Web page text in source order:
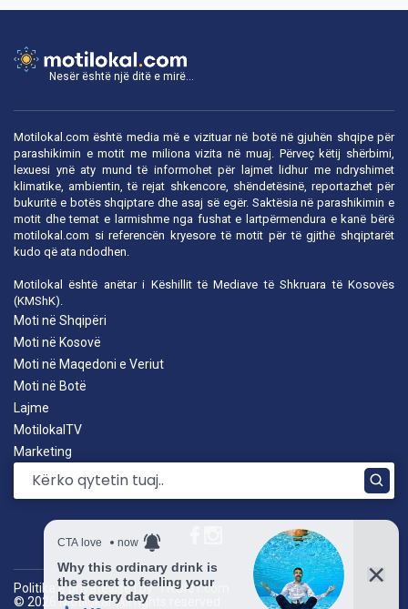
Nesër është një ditë e mirë...
Motilokal.com është media më e vizituar në botë në gjuhën shqipe për
parashikimin e motit me miliona vizita në muaj. Përveç këtij shërbimi,
lexuesi ynë aty mund të informohet për lajmet lidhur me ndryshimet
klimatike, ambientin, të rejat shkencore, shëndetësinë, reportazhet për
bukuritë e botës shqiptare dhe asaj së egër. Saktësia në parashikimin e
motit dhe temat e larmishme nga fushat e lartpërmendura e kanë bërë
motilokal.com si referencën kryesore të motit për të gjithë shqiptarët
kudo që ata ndodhen.
Motilokal është anëtar i Këshillit të Mediave të Shkruara të Kosovës
(KMShK).
Moti në Shqipëri
Moti në Kosovë
Moti në Maqedoni e Veriut
Moti në Botë
Lajme
MotilokalTV
Marketing
© 2026 Motilokal. All rights reserved
Politika e privatësisë| by: TROKIT.com